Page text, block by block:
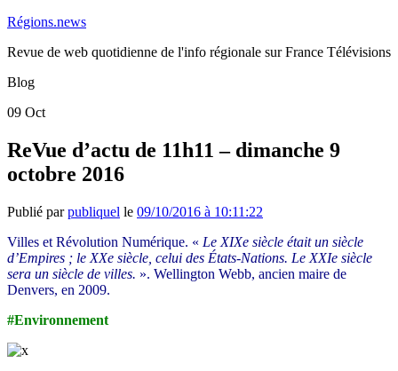
Régions.news
Revue de web quotidienne de l'info régionale sur France Télévisions
Blog
09 Oct
ReVue d’actu de 11h11 – dimanche 9
octobre 2016
Publié parpubliquel le 09/10/2016 à 10:11:22
Villes et Révolution Numérique. « Le XIXe siècle était un siècle
d’Empires ; le XXe siècle, celui des États-Nations. Le XXIe siècle
sera un siècle de villes. ». Wellington Webb, ancien maire de
Denvers, en 2009.
#Environnement